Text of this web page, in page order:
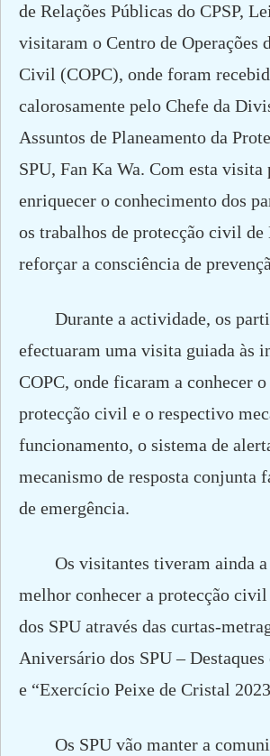
de Relações Públicas do CPSP,
visitaram o Centro de Operações
Civil (COPC), onde foram
calorosamente pelo Chefe da
Assuntos de Planeamento da
SPU, Fan Ka Wa. Com esta visita
enriquecer o conhecimento dos
os trabalhos de protecção civil de
reforçar a consciência de
Durante a actividade, os
efectuaram uma visita guiada às
COPC, onde ficaram a conhecer
protecção civil e o respectivo
funcionamento, o sistema de
mecanismo de resposta conjunta
de emergência.
Os visitantes tiveram ainda
melhor conhecer a protecção
dos SPU através das curtas-
Aniversário dos SPU – Destaques
e “Exercício Peixe de Cristal
Os SPU vão manter a